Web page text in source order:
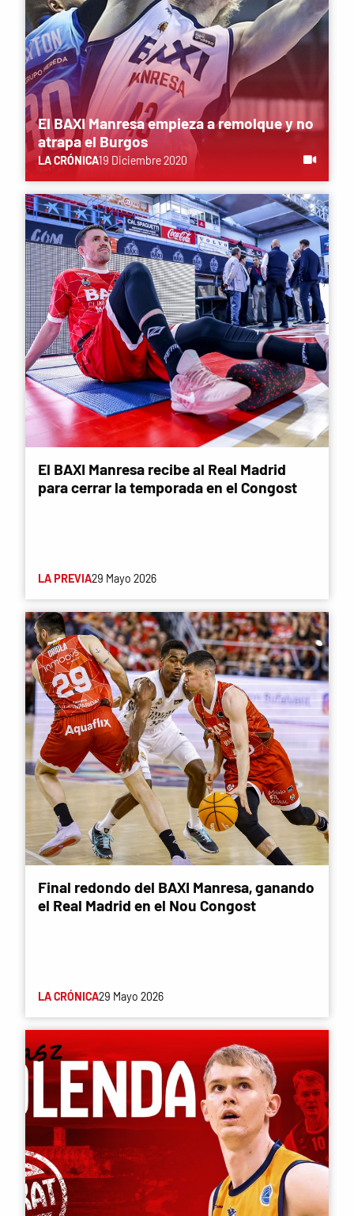
El BAXI Manresa empieza a remolque y no
atrapa el Burgos
LA CRÓNICA19 Diciembre 2020
El BAXI Manresa recibe al Real Madrid
para cerrar la temporada en el Congost
LA PREVIA29 Mayo 2026
Final redondo del BAXI Manresa, ganando
el Real Madrid en el Nou Congost
LA CRÓNICA29 Mayo 2026